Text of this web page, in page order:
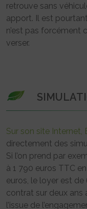
retrouve sans
apport. Il est pourtant
n’est pas forcément
verser.
Sur son site Internet,
directement des
Si l’on prend par
à 1 790 euros TTC
euros, le loyer est
contrat sur deux ans
l’issue de